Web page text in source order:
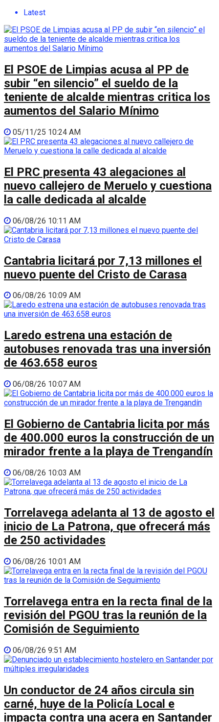
Latest
El PSOE de Limpias acusa al PP de
subir “en silencio” el sueldo de la
teniente de alcalde mientras critica los
aumentos del Salario Mínimo
05/11/25 10:24 AM
El PRC presenta 43 alegaciones al
nuevo callejero de Meruelo y cuestiona
la calle dedicada al alcalde
06/08/26 10:11 AM
Cantabria licitará por 7,13 millones el
nuevo puente del Cristo de Carasa
06/08/26 10:09 AM
Laredo estrena una estación de
autobuses renovada tras una inversión
de 463.658 euros
06/08/26 10:07 AM
El Gobierno de Cantabria licita por más
de 400.000 euros la construcción de un
mirador frente a la playa de Trengandín
06/08/26 10:03 AM
Torrelavega adelanta al 13 de agosto el
inicio de La Patrona, que ofrecerá más
de 250 actividades
06/08/26 10:01 AM
Torrelavega entra en la recta final de la
revisión del PGOU tras la reunión de la
Comisión de Seguimiento
06/08/26 9:51 AM
Un conductor de 24 años circula sin
carné, huye de la Policía Local e
impacta contra una acera en Santander